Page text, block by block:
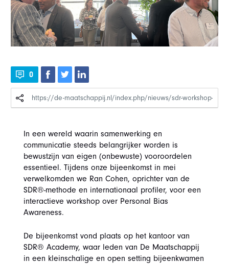
0
In een wereld waarin samenwerking en
communicatie steeds belangrijker worden is
bewustzijn van eigen (onbewuste) vooroordelen
essentieel. Tijdens onze bijeenkomst in mei
verwelkomden we Ran Cohen, oprichter van de
SDR®-methode en internationaal profiler, voor een
interactieve workshop over Personal Bias
Awareness.
De bijeenkomst vond plaats op het kantoor van
SDR® Academy, waar leden van De Maatschappij
in een kleinschalige en open setting bijeenkwamen